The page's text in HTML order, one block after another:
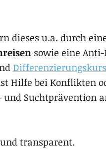
dieses u.a. durch
sowie eine
Hilfe bei Konflikten
und Suchtprävention
transparent.